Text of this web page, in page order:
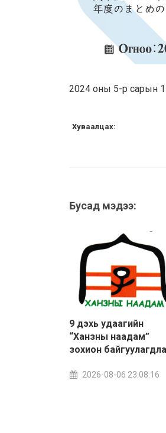
2024 оны 5-р сарын
Хуваалцах:
Бусад мэдээ:
9 дэхь удаагийн
“Ханзны наадам”
зохион
2026-08-06 23:08:16